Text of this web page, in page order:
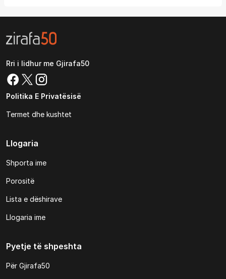
Rri i lidhur me Gjirafa50
Politika E Privatësisë
Termet dhe kushtet
Llogaria
Shporta ime
Porositë
Lista e dëshirave
Llogaria ime
Pyetje të shpeshta
Për Gjirafa50